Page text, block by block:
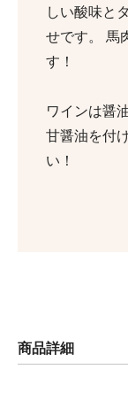
しい酸味と
せです。 馬
す！
ワインは醤
甘醤油を付
い！
商品詳細